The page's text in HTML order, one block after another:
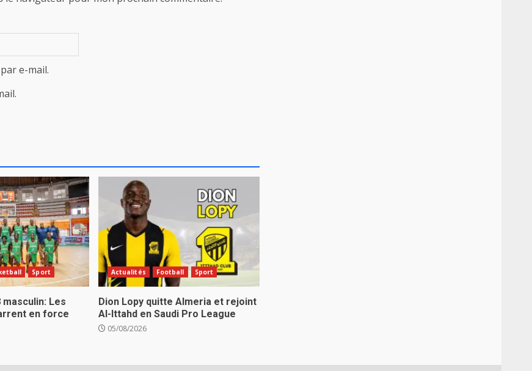
e-mail.
Sport
Les
en force
Actualités Football Sport
Dion Lopy quitte Almeria et rejoint
Al-Ittahd en Saudi Pro League
05/08/2026